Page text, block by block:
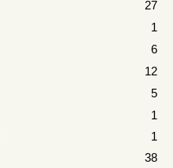
27
1
6
12
5
1
1
38